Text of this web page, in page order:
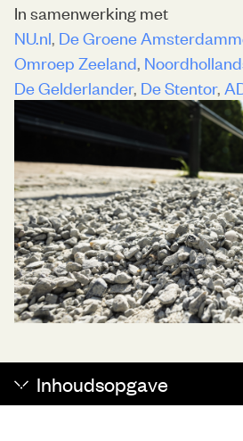
In samenwerking met
NU.nl De Groene
Omroep Zeeland
De Gelderlander De Stentor
Inhoudsopgave